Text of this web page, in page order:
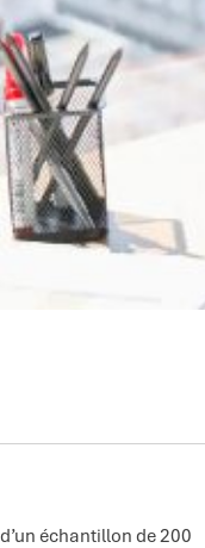
échantillon de 200